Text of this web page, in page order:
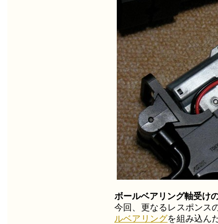
ボールベアリング軸受け
今回、更なるレスポンス
ルベアリングを組み込ん